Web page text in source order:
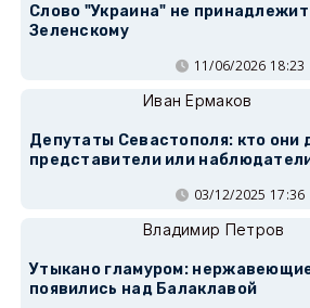
Слово "Украина" не
Зеленскому
11/06/2026 18:23
Иван Ермаков
Депутаты Севастополя: кто они
представители или
03/12/2025 17:36
Владимир Петров
Утыкано гламуром:
появились над Балаклавой